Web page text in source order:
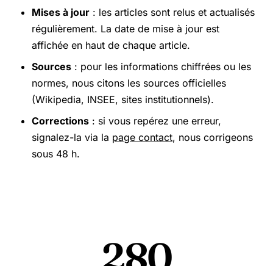
Mises à jour : les articles sont relus et actualisés
régulièrement. La date de mise à jour est
affichée en haut de chaque article.
Sources : pour les informations chiffrées ou les
normes, nous citons les sources officielles
(Wikipedia, INSEE, sites institutionnels).
Corrections : si vous repérez une erreur,
signalez-la via la page contact, nous corrigeons
sous 48 h.